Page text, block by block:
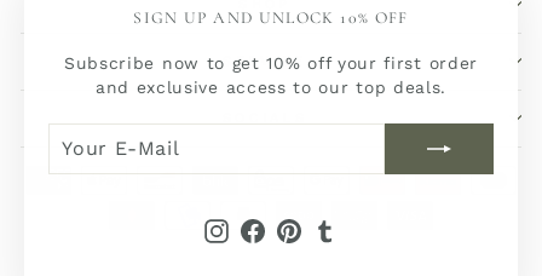
SIGN UP AND UNLOCK 10% OFF
Subscribe now to get 10% off your first order
and exclusive access to our top deals.
E-
MAIL
NOW
Instagram
FacebookPinterest
SERVICE